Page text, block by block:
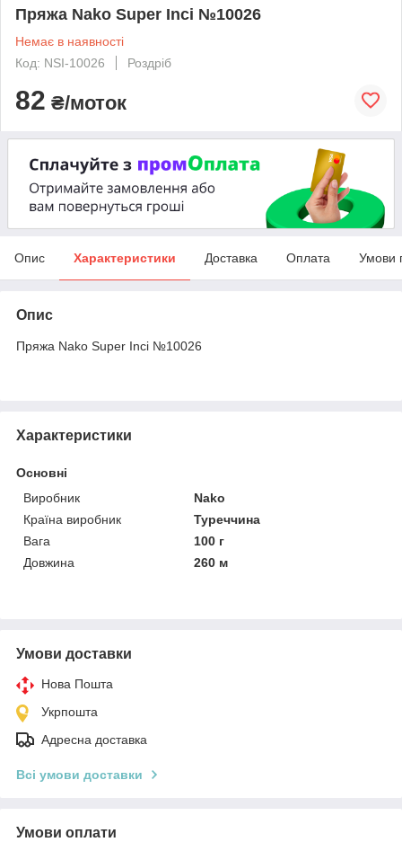
Пряжа Nako Super Inci №10026
Немає в наявності
Код: NSI-10026
Роздріб
82 ₴/моток
Опис Характеристики Доставка Оплата Умови
Опис
Пряжа Nako Super Inci №10026
Характеристики
Основні
Виробник
Nako
Країна виробник
Туреччина
Вага
100 г
Довжина
260 м
Умови доставки
Нова Пошта
Укрпошта
Адресна доставка
Всі умови доставки
Умови оплати